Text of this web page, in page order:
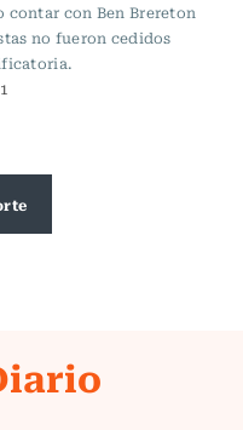
contar con Ben Brereton
no fueron cedidos